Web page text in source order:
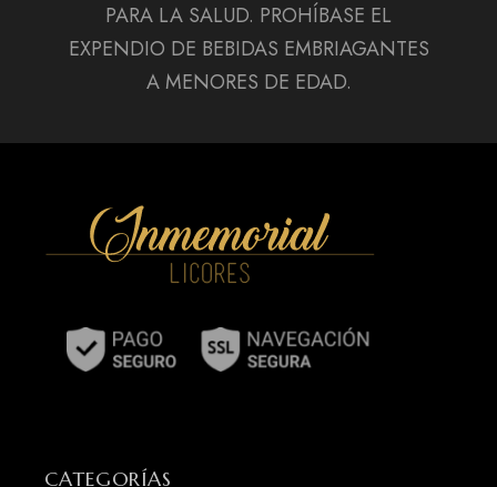
PARA LA SALUD. PROHÍBASE EL
EXPENDIO DE BEBIDAS EMBRIAGANTES
A MENORES DE EDAD.
CATEGORÍAS